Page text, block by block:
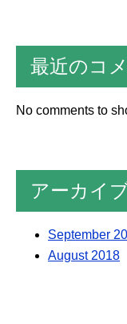
最近のコ
No comments to
アーカイ
September
August 2018